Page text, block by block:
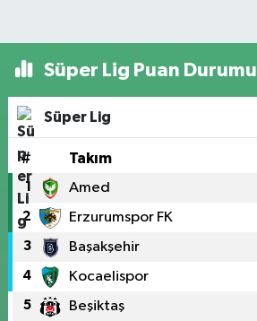
Süper Lig Puan Durumu
Süper Lig
# Takım
1 Amed
2 Erzurumspor FK
3 Başakşehir
4 Kocaelispor
5 Beşiktaş